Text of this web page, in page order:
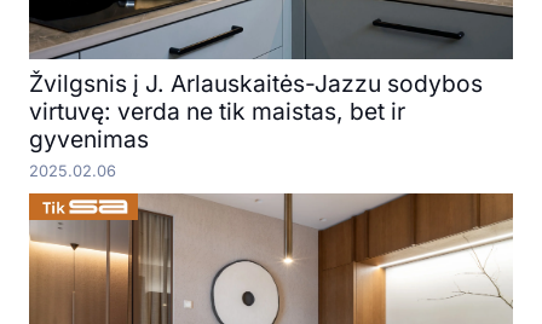
Žvilgsnis į J. Arlauskaitės-Jazzu sodybos
virtuvę: verda ne tik maistas, bet ir
gyvenimas
2025.02.06